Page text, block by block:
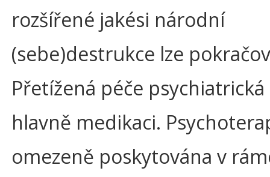
rozšířené jakési národní
(sebe)destrukce lze
Přetížená péče
hlavně medikaci.
omezeně poskytována v